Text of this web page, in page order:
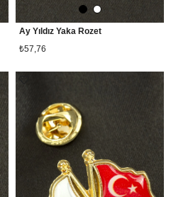
Ay Yıldız Yaka Rozet
₺57,76